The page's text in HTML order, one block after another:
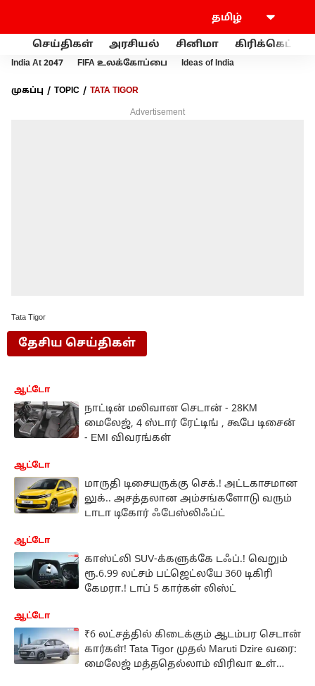
செய்திகள் அரசியல் சினிமா கிரிக்கெட்
India At 2047 FIFA உலக்கோப்பை Ideas of India
முகப்பு TOPIC TATA TIGOR
Advertisement
Tata Tigor
தேசிய செய்திகள்
ஆட்டோ
நாட்டின் மலிவான செடான் - 28KM
மைலேஜ், 4 ஸ்டார் ரேட்டிங் , கூபே டிசைன்
- EMI விவரங்கள்
ஆட்டோ
மாருதி டிசையருக்கு செக்.! அட்டகாசமான
லுக்.. அசத்தலான அம்சங்களோடு வரும்
டாடா டிகோர் ஃபேஸ்லிஃப்ட்
ஆட்டோ
காஸ்ட்லி SUV-க்களுக்கே டஃப்.! வெறும்
ரூ.6.99 லட்சம் பட்ஜெட்லயே 360 டிகிரி
கேமரா.! டாப் 5 கார்கள் லிஸ்ட்
ஆட்டோ
₹6 லட்சத்தில் கிடைக்கும் ஆடம்பர செடான்
கார்கள்! Tata Tigor முதல் Maruti Dzire வரை:
மைலேஜ் மத்ததெல்லாம் விரிவா உள்ளே